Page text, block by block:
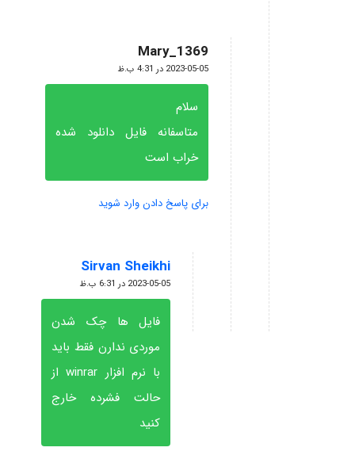
Mary_1369
گفته:
2023-05-05 در 4:31 ب.ظ
سلام
متاسفانه فایل دانلود شده
خراب است
برای پاسخ دادن وارد شوید
Sirvan Sheikhi
گفته:
2023-05-05 در 6:31 ب.ظ
فایل ها چک شدن
موردی ندارن فقط باید
با نرم افزار winrar از
حالت فشرده خارج
کنید